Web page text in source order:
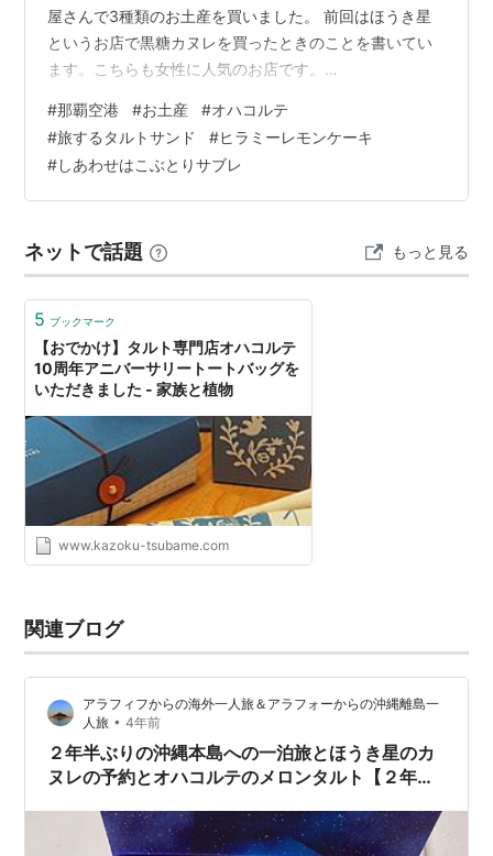
屋さんで3種類のお土産を買いました。 前回はほうき星
というお店で黒糖カヌレを買ったときのことを書いてい
ます。こちらも女性に人気のお店です。
お土産に買いました。沖縄土産で自分用に女性に人気の
お土産を色々調べていってました。 ネットで調べて、旅
するタルトサンドは売り切れることもあるとのことで、
着いた日に、帰る日に受け取りできるよう予約にいきま
類ケースに並んでいて、早速買って、空港…
#那覇空港 #お土産 #オハコルテ
#旅するタルトサンド #ヒラミーレモンケーキ
#しあわせはこぶとりサブレ
ネットで話題 もっと見る
5 ブックマーク
【おでかけ】タルト専門店オハコルテ
10周年アニバーサリートートバッグを
いただきました - 家族と植物
www.kazoku-tsubame.com
関連ブログ
アラフィフからの海外一人旅＆アラフォーからの沖縄離島一
人旅 • 4年前
２年半ぶりの沖縄本島への一泊旅とほうき星のカ
ヌレの予約とオハコルテのメロンタルト【２年半